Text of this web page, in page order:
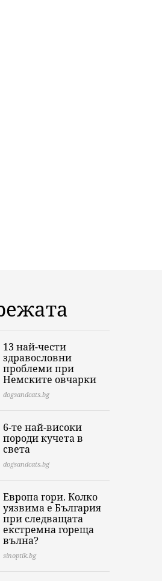
13 най-чести
здравословни
проблеми при
Немските овчарки
dogsandcats.bg
6-те най-високи
породи кучета в
света
dogsandcats.bg
Европа гори. Колко
уязвима е България
при следващата
екстремна гореща
вълна?
sinoptik.bg